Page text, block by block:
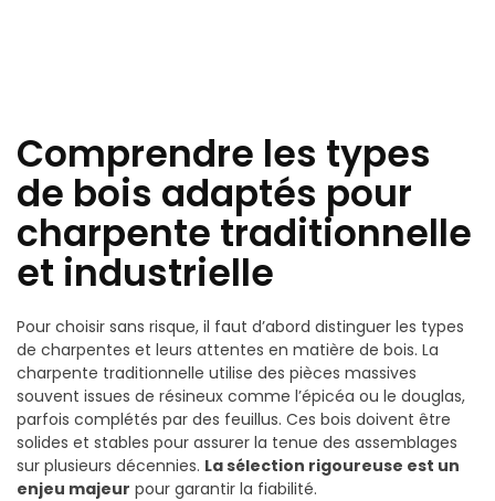
Comprendre les types
de bois adaptés pour
charpente traditionnelle
et industrielle
Pour choisir sans risque, il faut d’abord distinguer les types
de charpentes et leurs attentes en matière de bois. La
charpente traditionnelle utilise des pièces massives
souvent issues de résineux comme l’épicéa ou le douglas,
parfois complétés par des feuillus. Ces bois doivent être
solides et stables pour assurer la tenue des assemblages
sur plusieurs décennies. La sélection rigoureuse est un
enjeu majeur pour garantir la fiabilité.